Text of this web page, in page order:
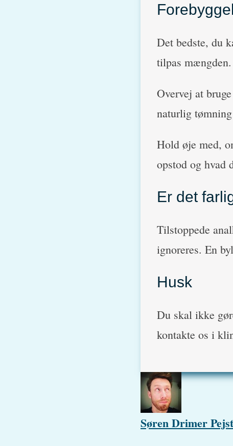
Det bedste, du
tilpas
Overvej at
naturlig
Hold øje med,
opstod og hvad
Er det
Tilstoppede
ignoreres. En
Husk
Du skal ikke
kontakte os i
Søren Drimer